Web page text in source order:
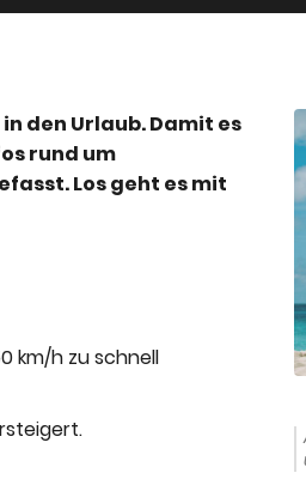
den Urlaub. Damit es
rund um
Los geht es mit
km/h zu schnell